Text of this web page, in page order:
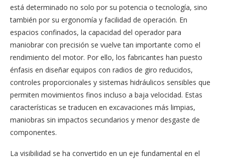
está determinado no solo por su potencia o tecnología, sino
también por su ergonomía y facilidad de operación. En
espacios confinados, la capacidad del operador para
maniobrar con precisión se vuelve tan importante como el
rendimiento del motor. Por ello, los fabricantes han puesto
énfasis en diseñar equipos con radios de giro reducidos,
controles proporcionales y sistemas hidráulicos sensibles que
permiten movimientos finos incluso a baja velocidad. Estas
características se traducen en excavaciones más limpias,
maniobras sin impactos secundarios y menor desgaste de
componentes.
La visibilidad se ha convertido en un eje fundamental en el